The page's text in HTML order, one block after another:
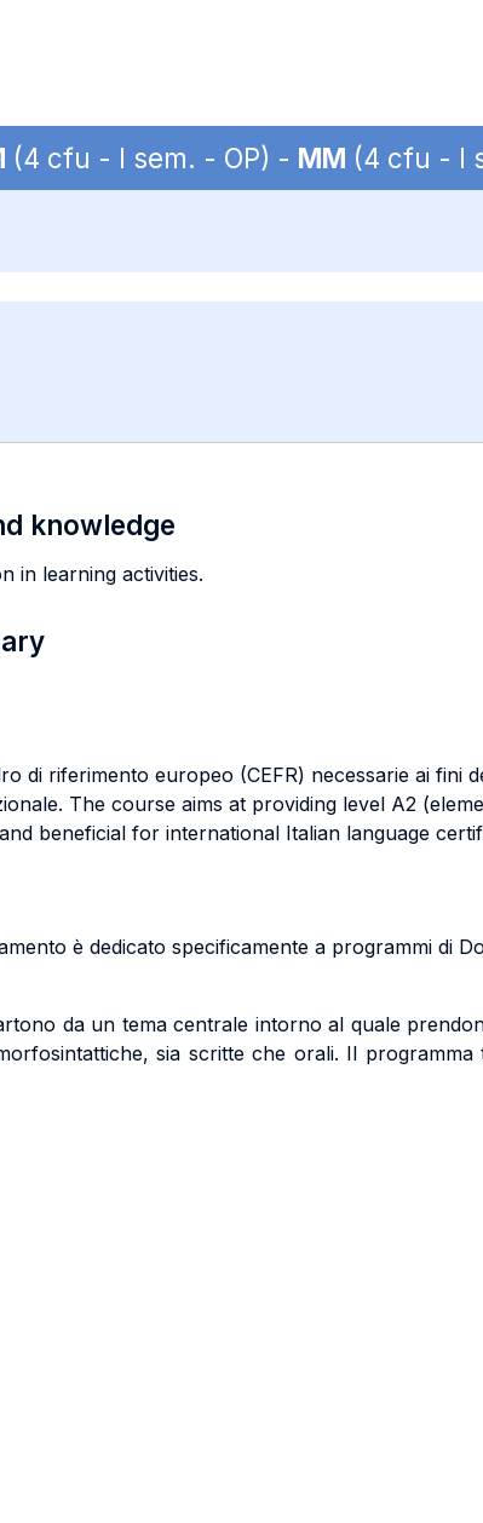
(4 cfu - I sem. - OP) - MM (4 cfu - I
knowledge
in learning activities.
di riferimento europeo (CEFR) necessarie ai fini
The course aims at providing level A2
beneficial for international Italian language
è dedicato specificamente a programmi di
da un tema centrale intorno al quale
sia scritte che orali. Il programma